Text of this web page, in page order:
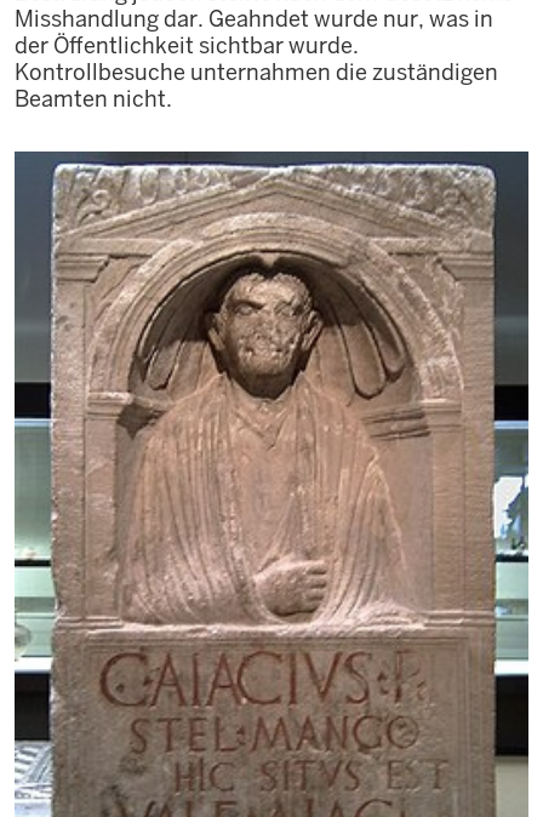
Misshandlung dar. Geahndet wurde nur, was in
der Öffentlichkeit sichtbar wurde.
Kontrollbesuche unternahmen die zuständigen
Beamten nicht.